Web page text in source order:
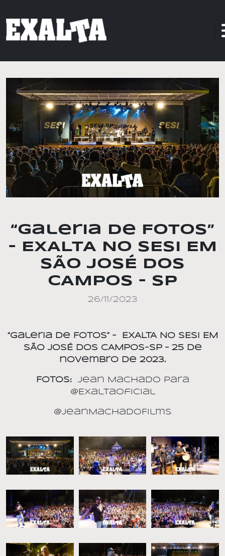
“Galeria de Fotos”
– EXALTA NO SESI EM
SÃO JOSÉ DOS
CAMPOS – SP
26/11/2023
“Galeria de Fotos” –
EXALTA NO SESI EM
SÃO JOSÉ DOS CAMPOS-SP – 25 de
novembro de 2023.
Fotos: Jean Machado para
@ExaltaOficial
@JeanMachadoFilms